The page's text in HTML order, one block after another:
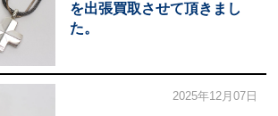
を出張買取させて頂きまし
た。
2025年12月07日